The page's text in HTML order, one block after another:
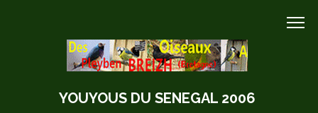
YOUYOUS DU SENEGAL 2006